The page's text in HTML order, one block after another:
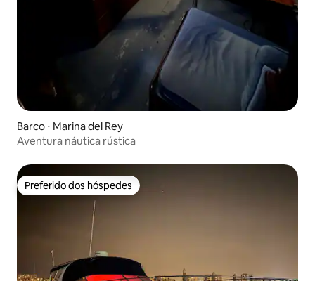
Barco ⋅ Marina del Rey
Aventura náutica rústica
Preferido dos hóspedes
Preferido dos hóspedes